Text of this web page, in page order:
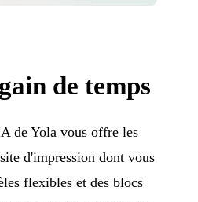
de temps
de Yola vous offre les
d'impression dont vous
flexibles et des blocs